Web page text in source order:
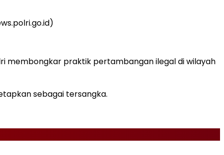
membongkar praktik pertambangan ilegal di wilayah
sebagai tersangka.